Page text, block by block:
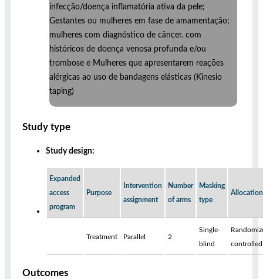
infecção/doença inflamatória ativa da pele;
Gestantes ou mulheres em fase de amamentação;
mulheres com diagnóstico de câncer. com
históricos de doença venosa profunda e/ou
trombose e Mulheres que apresentarem reações
alérgicas ao uso de bandagens elásticas (Kinesio
taping)
Study type
Study design:
Expanded
access
program
Purpose
Intervention
assignment
Number
of arms
Masking
type
Allocation
Treatment Parallel 2
Single-
blind
controlled
Outcomes